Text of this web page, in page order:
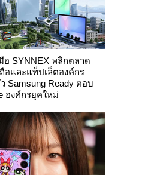
อ SYNNEX พลิกตลาด
อและแท็ปเล็ตองค์กร
Samsung Ready ตอบ
องค์กรยุคใหม่